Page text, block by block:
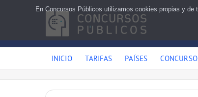
INICIO TARIFAS PAÍSES
En Concursos Públicos utilizamos cookies propias y